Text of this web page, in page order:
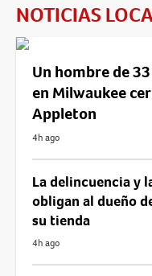
NOTICIAS
Un hombre de
en Milwaukee
Appleton
4h ago
La delincuencia y
obligan al dueño
su tienda
4h ago